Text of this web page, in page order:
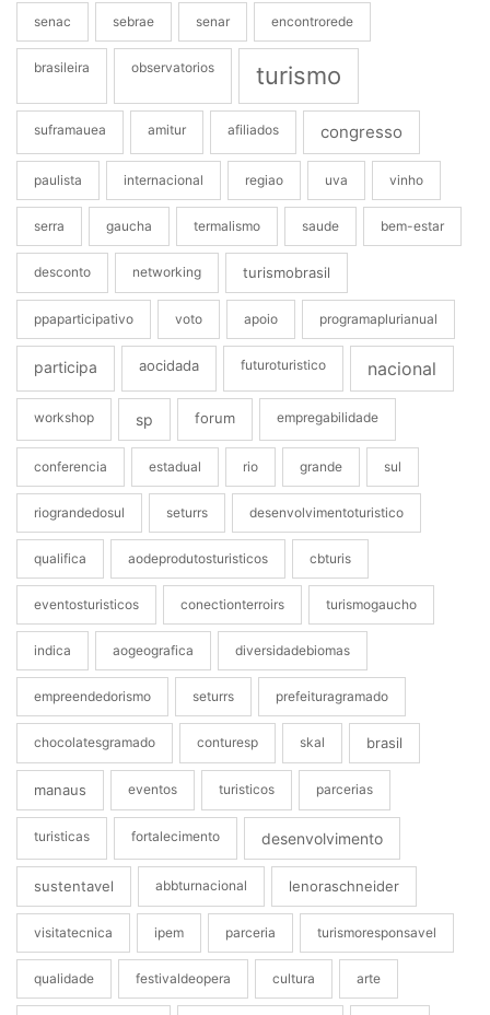
senac sebrae senar encontrorede
brasileira observatorios turismo
suframauea amitur afiliados congresso
paulista internacional regiao uva vinho
serra gaucha termalismo saude bem-estar
desconto networking turismobrasil
ppaparticipativo voto apoio programaplurianual
participa aocidada futuroturistico nacional
workshop sp forum empregabilidade
conferencia estadual rio grande sul
riograndedosul seturrs desenvolvimentoturistico
qualifica aodeprodutosturisticos cbturis
eventosturisticos conectionterroirs turismogaucho
indica aogeografica diversidadebiomas
empreendedorismo seturrs prefeituragramado
chocolatesgramado conturesp skal brasil
manaus eventos turisticos parcerias
turisticas fortalecimento desenvolvimento
sustentavel abbturnacional lenoraschneider
visitatecnica ipem parceria turismoresponsavel
qualidade festivaldeopera cultura arte